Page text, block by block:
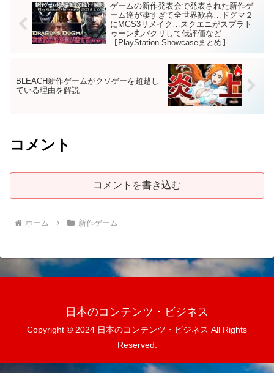
ゲームの新作発表会で発表された新作ゲ
ーム達が凄すぎて全世界歓喜…ドグマ２
にMGS3リメイク…スクエニがスプラト
ゥーン丸パクリして低評価など
【PlayStation Showcaseまとめ】
BLEACH新作ゲームがクソゲーを超越し
ている理由を解説
コメント
コメントを書き込む
ホーム 新作ゲーム
日本のコンテンツ・ビジネス
Copyright © 2024 日本のコンテンツ・ビジネス All Rights
Reserved.